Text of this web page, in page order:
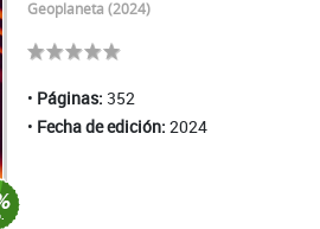
Geoplaneta (2024)
Páginas: 352
Fecha de edición: 2024